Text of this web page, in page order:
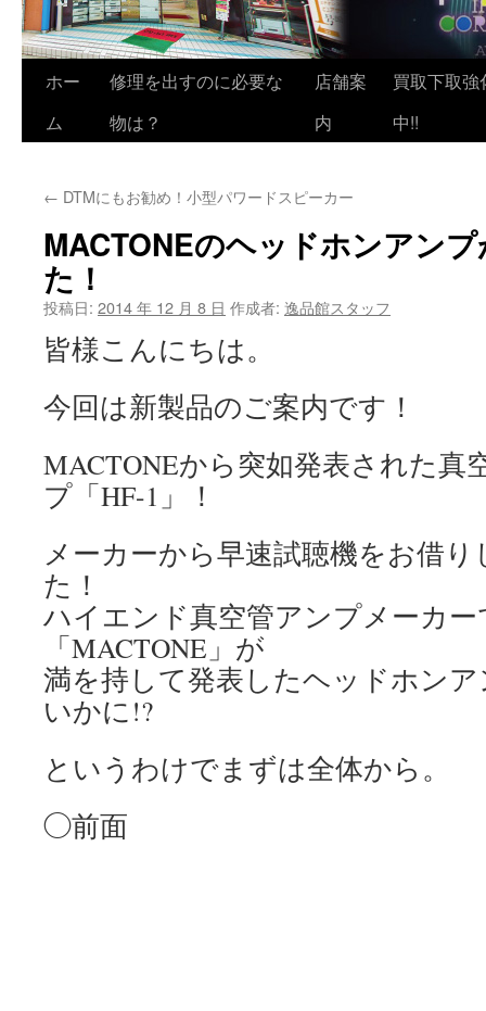
ホー
ム
修理を出すのに必要な
物は？
店舗案
内
買取下取強
中!!
← DTMにもお勧め！小型パワードスピーカー
MACTONEのヘッドホンアン
た！
投稿日: 2014 年 12 月 8 日 作成者: 逸品館スタッフ
皆様こんにちは。
今回は新製品のご案内です！
MACTONEから突如発表された真
プ「HF-1」！
メーカーから早速試聴機をお借
た！
ハイエンド真空管アンプメーカ
「MACTONE」が
満を持して発表したヘッドホン
いかに!?
というわけでまずは全体から。
◯前面